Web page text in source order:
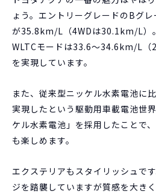
ょう。エントリーグレードのBグ
が35.8km/L（4WDは30.1km/L）
WLTCモードは33.6～34.6km/L（
を実現しています。
また、従来型ニッケル水素電池に
実現したという駆動用車載電池世
ケル水素電池」を採用したことで
も楽しめます。
エクステリアもスタイリッシュで
ジを踏襲していますが質感を大き